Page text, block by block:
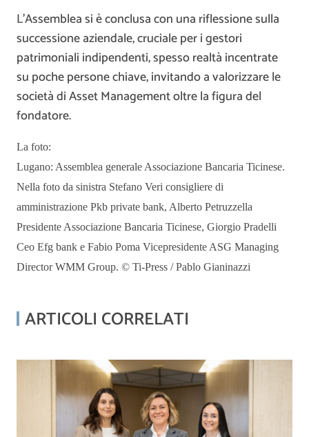
L’Assemblea si è conclusa con una riflessione sulla
successione aziendale, cruciale per i gestori
patrimoniali indipendenti, spesso realtà incentrate
su poche persone chiave, invitando a valorizzare le
società di Asset Management oltre la figura del
fondatore.
La foto:
Lugano: Assemblea generale Associazione Bancaria Ticinese.
Nella foto da sinistra Stefano Veri consigliere di
amministrazione Pkb private bank, Alberto Petruzzella
Presidente Associazione Bancaria Ticinese, Giorgio Pradelli
Ceo Efg bank e Fabio Poma Vicepresidente ASG Managing
Director WMM Group. © Ti-Press / Pablo Gianinazzi
ARTICOLI CORRELATI